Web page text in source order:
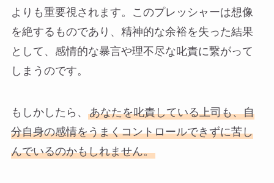
よりも重要視されます。このプレッシャーは想像
を絶するものであり、精神的な余裕を失った結果
として、感情的な暴言や理不尽な叱責に繋がって
しまうのです。
もしかしたら、 あなたを叱責している上司も、自
分自身の感情をうまくコントロールできずに苦し
んでいるのかもしれません。